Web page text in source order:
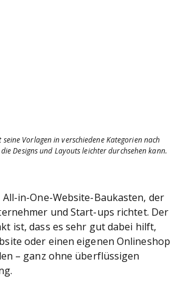
seine Vorlagen in verschiedene Kategorien nach
Designs und Layouts leichter durchsehen kann.
All-in-One-Website-Baukasten, der
und Start-ups richtet. Der
ist, dass es sehr gut dabei hilft,
oder einen eigenen Onlineshop
– ganz ohne überflüssigen